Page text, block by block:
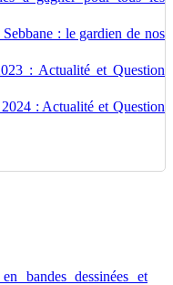
: le gardien de nos
: Actualité et Question
: Actualité et Question
bandes dessinées et